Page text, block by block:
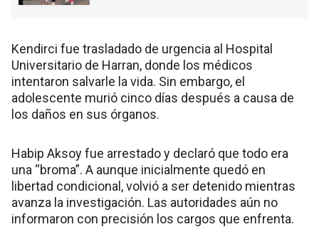
Kendirci fue trasladado de urgencia al Hospital
Universitario de Harran, donde los médicos
intentaron salvarle la vida. Sin embargo, el
adolescente murió cinco días después a causa de
los daños en sus órganos.
Habip Aksoy fue arrestado y declaró que todo era
una “broma”. A aunque inicialmente quedó en
libertad condicional, volvió a ser detenido mientras
avanza la investigación. Las autoridades aún no
informaron con precisión los cargos que enfrenta.